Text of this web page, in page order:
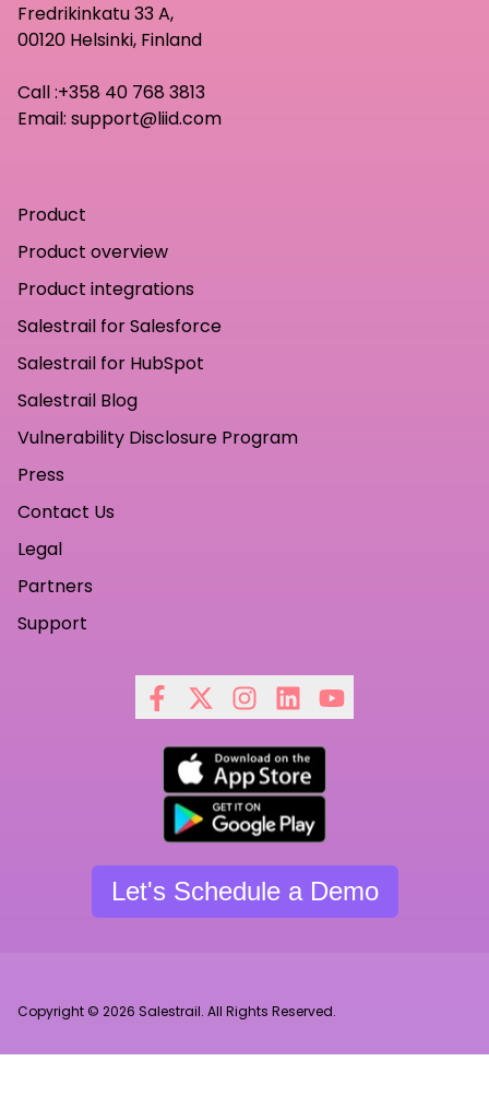
Fredrikinkatu 33 A,
00120 Helsinki, Finland
Call :+358 40 768 3813
Email: support@liid.com
Product
Product overview
Product integrations
Salestrail for Salesforce
Salestrail for HubSpot
Salestrail Blog
Vulnerability Disclosure Program
Press
Contact Us
Legal
Partners
Support
Let's Schedule a Demo
Copyright © 2026 Salestrail. All Rights Reserved.